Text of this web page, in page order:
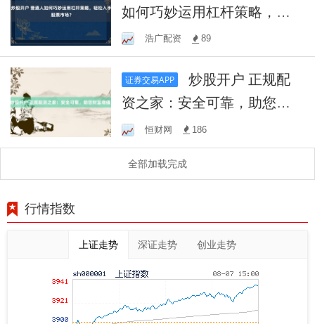
如何巧妙运用杠杆策略，轻
松入手股票市场？
浩广配资 89
证券交易APP
炒股开户 正规配
资之家：安全可靠，助您财
富增值！
恒财网 186
全部加载完成
行情指数
上证走势 深证走势 创业走势